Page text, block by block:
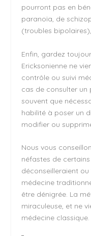
pourront pas en
paranoïa, de
(troubles
Enfin, gardez
Ericksonienne ne
contrôle ou suivi
cas de consulter un
souvent que
habilité à poser un
modifier ou
Nous vous
néfastes de
déconseilleraient
médecine
être dénigrée. La
miraculeuse, et ne
médecine classique.